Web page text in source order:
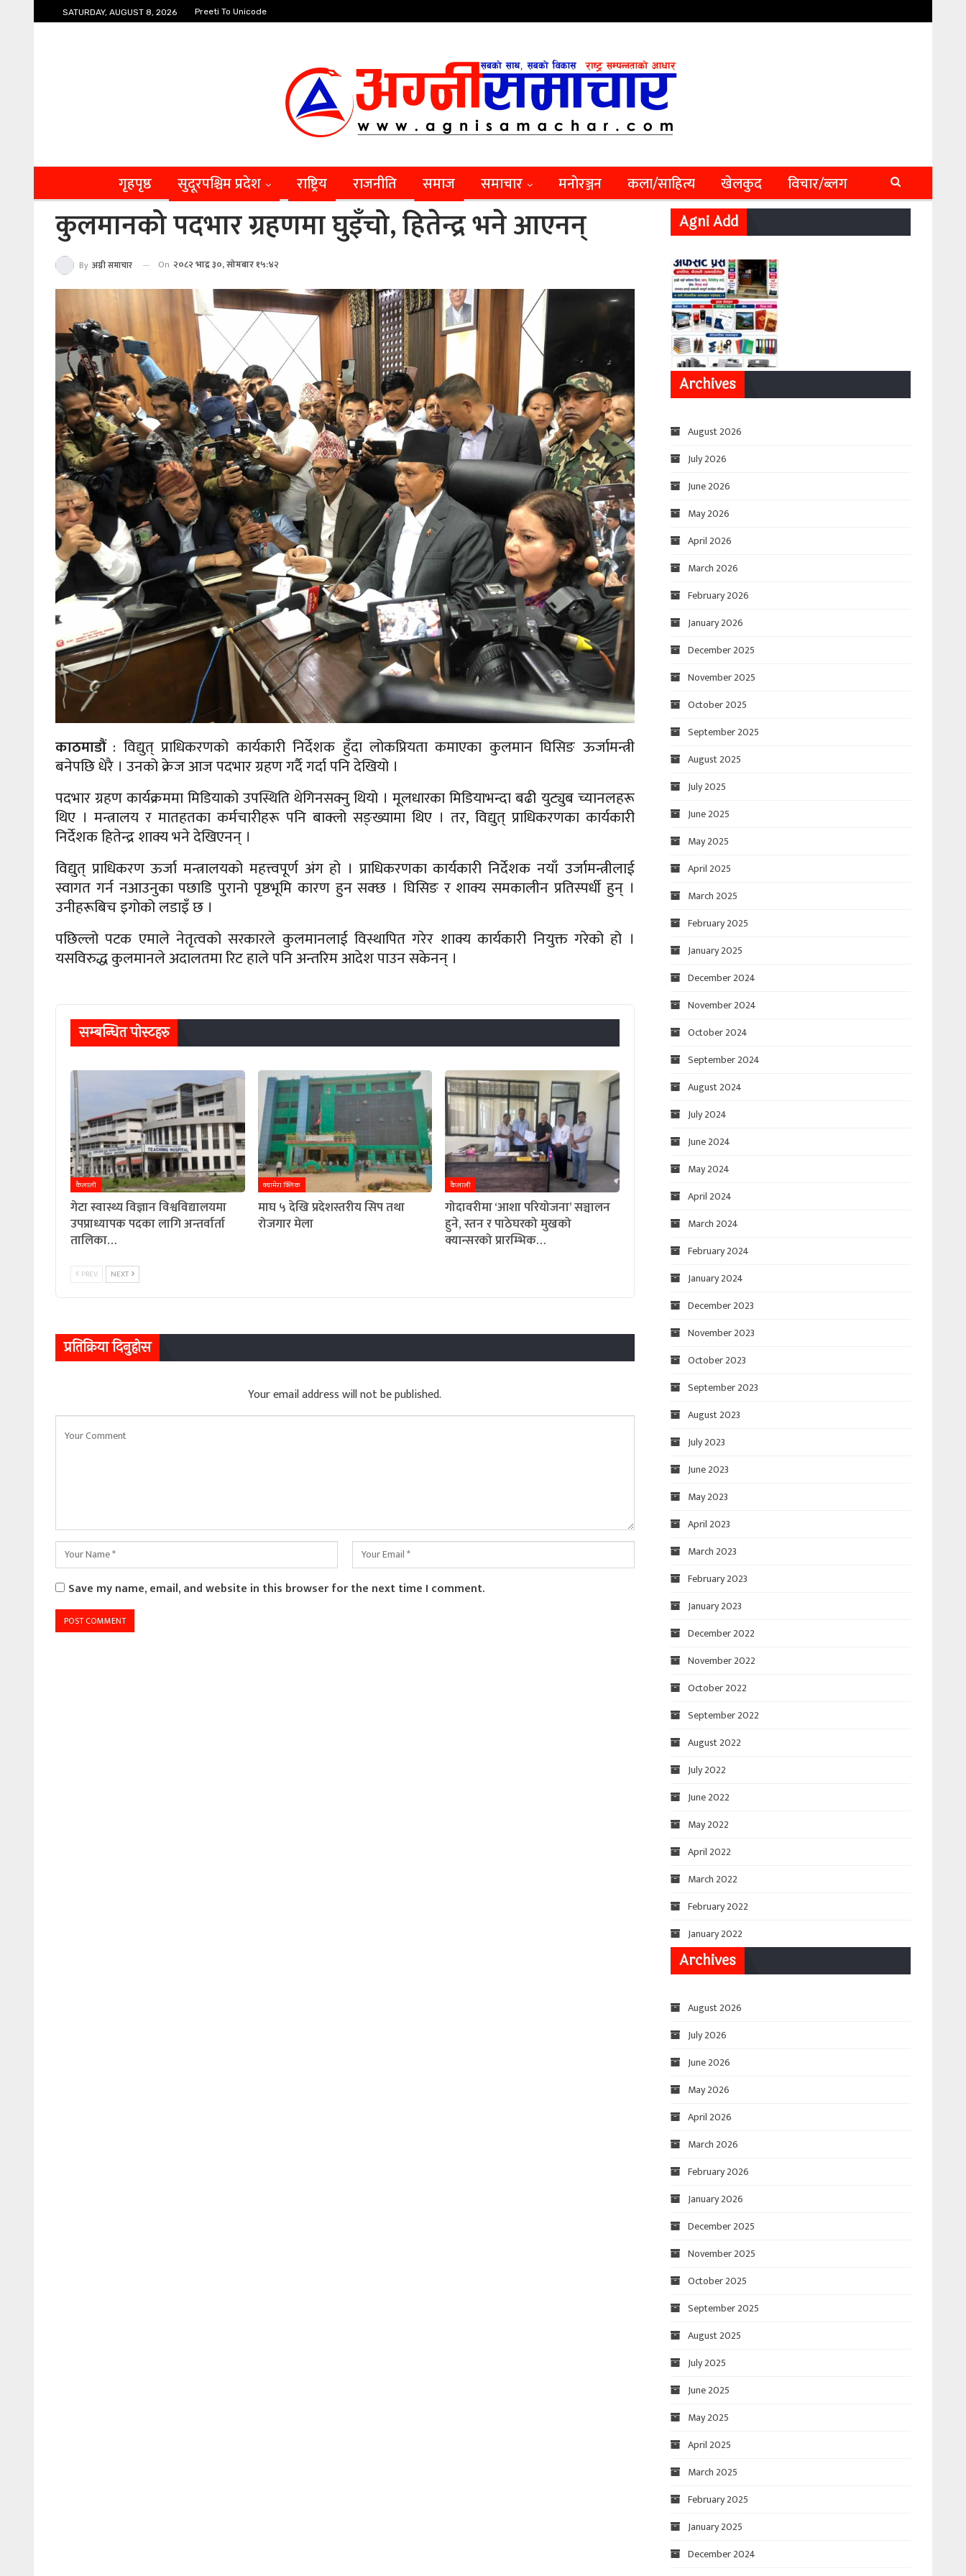
SATURDAY, AUGUST 8, 2026 Preeti To Unicode
गृहपृष्ठ सुदूरपश्चिम प्रदेश राष्ट्रिय राजनीति समाज समाचार मनाेरञ्जन कला/साहित्य खेलकुद विचार/ब्लग
कुलमानको पदभार ग्रहणमा घुइँचो, हितेन्द्र भने आएनन्
By अग्नी समाचार On २०८२ भाद्र ३०, सोमबार १५:४२
काठमाडौं: विद्युत् प्राधिकरणको कार्यकारी निर्देशक हुँदा लोकप्रियता कमाएका कुलमान घिसिङ ऊर्जामन्त्री
बनेपछि धेरै । उनको क्रेज आज पदभार ग्रहण गर्दै गर्दा पनि देखियो ।
पदभार ग्रहण कार्यक्रममा मिडियाको उपस्थिति थेगिनसक्नु थियो । मूलधारका मिडियाभन्दा बढी युट्युब च्यानलहरू
थिए । मन्त्रालय र मातहतका कर्मचारीहरू पनि बाक्लो सङ्ख्यामा थिए । तर, विद्युत् प्राधिकरणका कार्यकारी
निर्देशक हितेन्द्र शाक्य भने देखिएनन् ।
विद्युत् प्राधिकरण ऊर्जा मन्त्रालयको महत्त्वपूर्ण अंग हो । प्राधिकरणका कार्यकारी निर्देशक नयाँ उर्जामन्त्रीलाई
स्वागत गर्न नआउनुका पछाडि पुरानो पृष्ठभूमि कारण हुन सक्छ । घिसिङ र शाक्य समकालीन प्रतिस्पर्धी हुन् ।
उनीहरूबिच इगोको लडाइँ छ ।
पछिल्लो पटक एमाले नेतृत्वको सरकारले कुलमानलाई विस्थापित गरेर शाक्य कार्यकारी नियुक्त गरेको हो ।
यसविरुद्ध कुलमानले अदालतमा रिट हाले पनि अन्तरिम आदेश पाउन सकेनन् ।
सम्बन्धित पाेस्टहरु
कैलाली
गेटा स्वास्थ्य विज्ञान विश्वविद्यालयमा
उपप्राध्यापक पदका लागि अन्तर्वार्ता
तालिका…
क्यामेरा क्लिक
माघ ५ देखि प्रदेशस्तरीय सिप तथा
रोजगार मेला
कैलाली
गोदावरीमा ‘आशा परियोजना’ सञ्चालन
हुने, स्तन र पाठेघरको मुखको
क्यान्सरको प्रारम्भिक…
PREV NEXT
प्रतिक्रिया दिनुहोस
Your email address will not be published.
Save my name, email, and website in this browser for the next time I comment.
Agni Add
Archives
August 2026
July 2026
June 2026
May 2026
April 2026
March 2026
February 2026
January 2026
December 2025
November 2025
October 2025
September 2025
August 2025
July 2025
June 2025
May 2025
April 2025
March 2025
February 2025
January 2025
December 2024
November 2024
October 2024
September 2024
August 2024
July 2024
June 2024
May 2024
April 2024
March 2024
February 2024
January 2024
December 2023
November 2023
October 2023
September 2023
August 2023
July 2023
June 2023
May 2023
April 2023
March 2023
February 2023
January 2023
December 2022
November 2022
October 2022
September 2022
August 2022
July 2022
June 2022
May 2022
April 2022
March 2022
February 2022
January 2022
Archives
August 2026
July 2026
June 2026
May 2026
April 2026
March 2026
February 2026
January 2026
December 2025
November 2025
October 2025
September 2025
August 2025
July 2025
June 2025
May 2025
April 2025
March 2025
February 2025
January 2025
December 2024